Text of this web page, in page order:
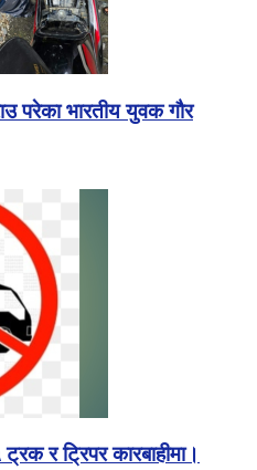
परेका भारतीय युवक गौर
र ट्रिपर कारबाहीमा।